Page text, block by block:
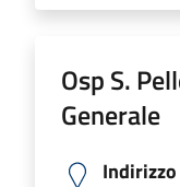
Osp S.
Generale
Indirizzo